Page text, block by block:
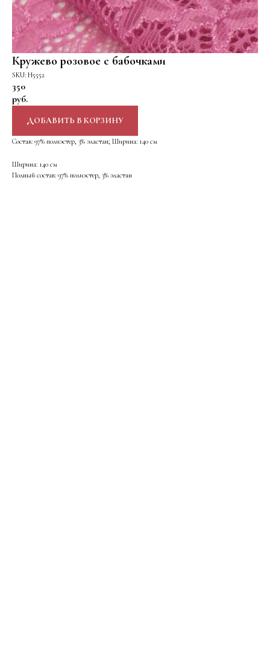
Кружево розовое с бабочками
SKU: Н5552
350
руб.
ДОБАВИТЬ В КОРЗИНУ
Состав: 97% полиэстер, 3% эластан; Ширина: 140 см
Ширина: 140 см
Полный состав: 97% полиэстер, 3% эластан